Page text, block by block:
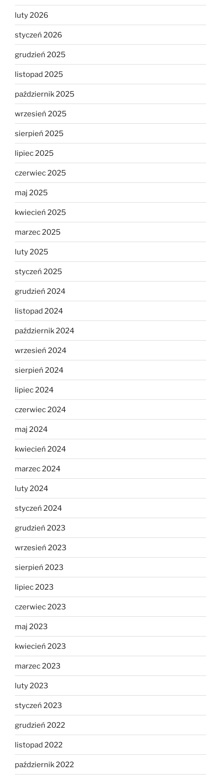
luty 2026
styczeń 2026
grudzień 2025
listopad 2025
październik 2025
wrzesień 2025
sierpień 2025
lipiec 2025
czerwiec 2025
maj 2025
kwiecień 2025
marzec 2025
luty 2025
styczeń 2025
grudzień 2024
listopad 2024
październik 2024
wrzesień 2024
sierpień 2024
lipiec 2024
czerwiec 2024
maj 2024
kwiecień 2024
marzec 2024
luty 2024
styczeń 2024
grudzień 2023
wrzesień 2023
sierpień 2023
lipiec 2023
czerwiec 2023
maj 2023
kwiecień 2023
marzec 2023
luty 2023
styczeń 2023
grudzień 2022
listopad 2022
październik 2022